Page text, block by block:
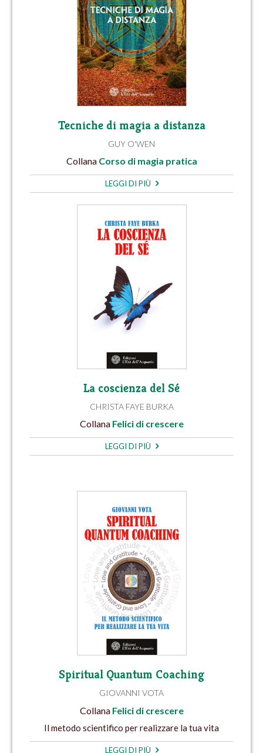
Tecniche di magia a distanza
GUY O'WEN
Collana Corso di magia pratica
LEGGI DI PIÙ
La coscienza del Sé
CHRISTA FAYE BURKA
Collana Felici di crescere
LEGGI DI PIÙ
Spiritual Quantum Coaching
GIOVANNI VOTA
Collana Felici di crescere
Il metodo scientifico per realizzare la tua vita
LEGGI DI PIÙ